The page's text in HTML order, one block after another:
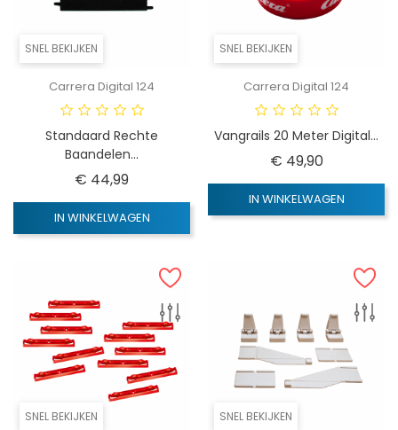
SNEL BEKIJKEN
Carrera Digital 124
Standaard Rechte
Baandelen...
€ 44,99Prijs
IN WINKELWAGEN
SNEL BEKIJKEN
Carrera Digital 124
Vangrails 20 Meter Digital...
€ 49,90Prijs
IN WINKELWAGEN
SNEL BEKIJKEN SNEL BEKIJKEN